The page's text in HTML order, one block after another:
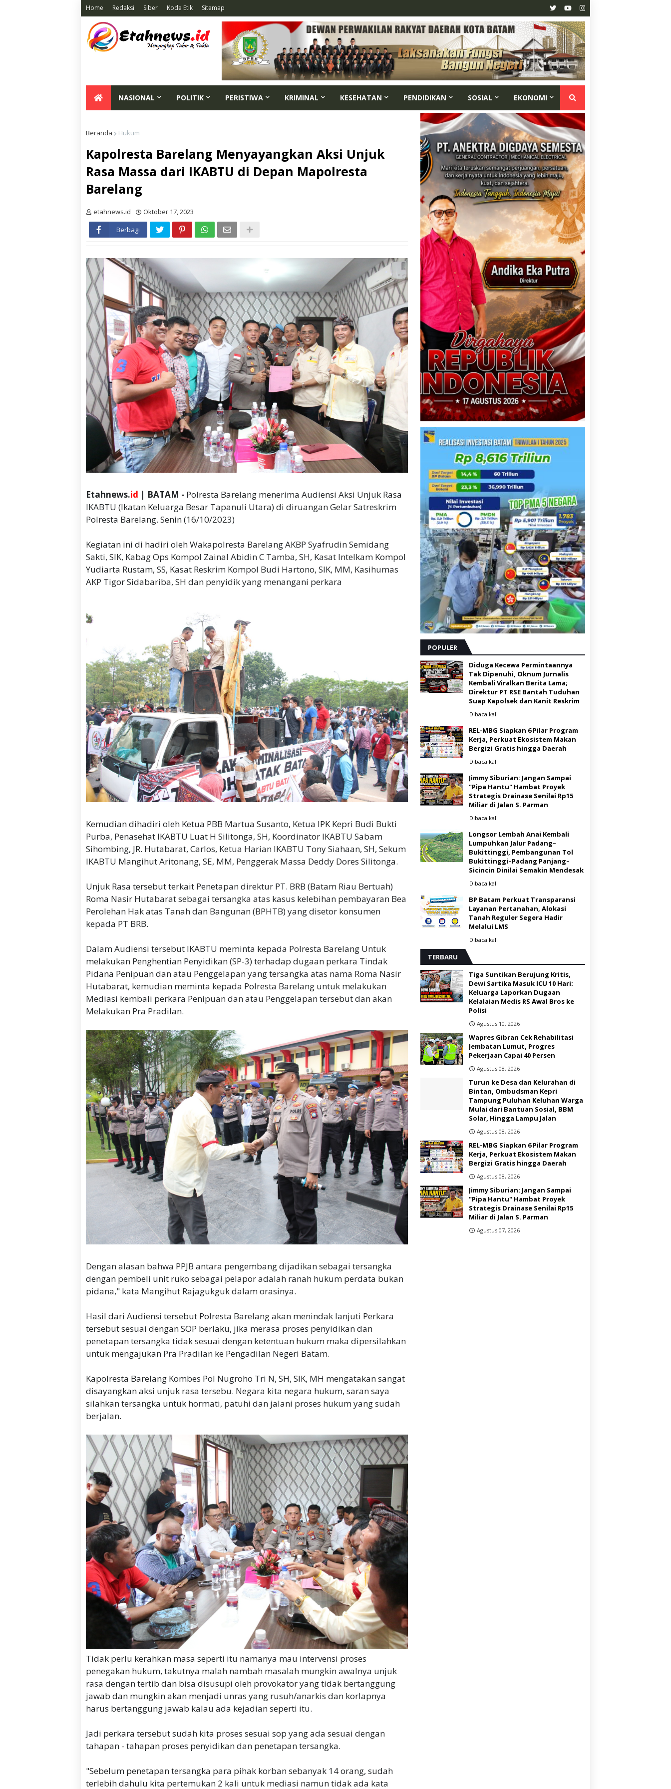
Home Redaksi Siber Kode Etik Sitemap
NASIONAL POLITIK PERISTIWA KRIMINAL KESEHATAN PENDIDIKAN SOSIAL EKONOMI
Beranda Hukum
Kapolresta Barelang Menyayangkan Aksi Unjuk
Rasa Massa dari IKABTU di Depan Mapolresta
Barelang
etahnews.id
Oktober 17, 2023
Berbagi
Etahnews.id | BATAM - Polresta Barelang menerima Audiensi Aksi Unjuk Rasa
IKABTU (Ikatan Keluarga Besar Tapanuli Utara) di diruangan Gelar Satreskrim
Polresta Barelang. Senin (16/10/2023)
Kegiatan ini di hadiri oleh Wakapolresta Barelang AKBP Syafrudin Semidang
Sakti, SIK, Kabag Ops Kompol Zainal Abidin C Tamba, SH, Kasat Intelkam Kompol
Yudiarta Rustam, SS, Kasat Reskrim Kompol Budi Hartono, SIK, MM, Kasihumas
AKP Tigor Sidabariba, SH dan penyidik yang menangani perkara
Kemudian dihadiri oleh Ketua PBB Martua Susanto, Ketua IPK Kepri Budi Bukti
Purba, Penasehat IKABTU Luat H Silitonga, SH, Koordinator IKABTU Sabam
Sihombing, JR. Hutabarat, Carlos, Ketua Harian IKABTU Tony Siahaan, SH, Sekum
IKABTU Mangihut Aritonang, SE, MM, Penggerak Massa Deddy Dores Silitonga.
Unjuk Rasa tersebut terkait Penetapan direktur PT. BRB (Batam Riau Bertuah)
Roma Nasir Hutabarat sebagai tersangka atas kasus kelebihan pembayaran Bea
Perolehan Hak atas Tanah dan Bangunan (BPHTB) yang disetor konsumen
kepada PT BRB.
Dalam Audiensi tersebut IKABTU meminta kepada Polresta Barelang Untuk
melakukan Penghentian Penyidikan (SP-3) terhadap dugaan perkara Tindak
Pidana Penipuan dan atau Penggelapan yang tersangka atas nama Roma Nasir
Hutabarat, kemudian meminta kepada Polresta Barelang untuk melakukan
Mediasi kembali perkara Penipuan dan atau Penggelapan tersebut dan akan
Melakukan Pra Pradilan.
Dengan alasan bahwa PPJB antara pengembang dijadikan sebagai tersangka
dengan pembeli unit ruko sebagai pelapor adalah ranah hukum perdata bukan
pidana," kata Mangihut Rajagukguk dalam orasinya.
Hasil dari Audiensi tersebut Polresta Barelang akan menindak lanjuti Perkara
tersebut sesuai dengan SOP berlaku, jika merasa proses penyidikan dan
penetapan tersangka tidak sesuai dengan ketentuan hukum maka dipersilahkan
untuk mengajukan Pra Pradilan ke Pengadilan Negeri Batam.
Kapolresta Barelang Kombes Pol Nugroho Tri N, SH, SIK, MH mengatakan sangat
disayangkan aksi unjuk rasa tersebu. Negara kita negara hukum, saran saya
silahkan tersangka untuk hormati, patuhi dan jalani proses hukum yang sudah
berjalan.
Tidak perlu kerahkan masa seperti itu namanya mau intervensi proses
penegakan hukum, takutnya malah nambah masalah mungkin awalnya unjuk
rasa dengan tertib dan bisa disusupi oleh provokator yang tidak bertanggung
jawab dan mungkin akan menjadi unras yang rusuh/anarkis dan korlapnya
harus bertanggung jawab kalau ada kejadian seperti itu.
Jadi perkara tersebut sudah kita proses sesuai sop yang ada sesuai dengan
tahapan - tahapan proses penyidikan dan penetapan tersangka.
"Sebelum penetapan tersangka para pihak korban sebanyak 14 orang, sudah
terlebih dahulu kita pertemukan 2 kali untuk mediasi namun tidak ada kata
POPULER
Diduga Kecewa Permintaannya
Tak Dipenuhi, Oknum Jurnalis
Kembali Viralkan Berita Lama;
Direktur PT RSE Bantah Tuduhan
Suap Kapolsek dan Kanit Reskrim
Dibaca kali
REL-MBG Siapkan 6 Pilar Program
Kerja, Perkuat Ekosistem Makan
Bergizi Gratis hingga Daerah
Dibaca kali
Jimmy Siburian: Jangan Sampai
"Pipa Hantu" Hambat Proyek
Strategis Drainase Senilai Rp15
Miliar di Jalan S. Parman
Dibaca kali
Longsor Lembah Anai Kembali
Lumpuhkan Jalur Padang–
Bukittinggi, Pembangunan Tol
Bukittinggi–Padang Panjang–
Sicincin Dinilai Semakin Mendesak
Dibaca kali
BP Batam Perkuat Transparansi
Layanan Pertanahan, Alokasi
Tanah Reguler Segera Hadir
Melalui LMS
Dibaca kali
TERBARU
Tiga Suntikan Berujung Kritis,
Dewi Sartika Masuk ICU 10 Hari:
Keluarga Laporkan Dugaan
Kelalaian Medis RS Awal Bros ke
Polisi ‎
Agustus 10, 2026
Wapres Gibran Cek Rehabilitasi
Jembatan Lumut, Progres
Pekerjaan Capai 40 Persen
Agustus 08, 2026
Turun ke Desa dan Kelurahan di
Bintan, Ombudsman Kepri
Tampung Puluhan Keluhan Warga
Mulai dari Bantuan Sosial, BBM
Solar, Hingga Lampu Jalan
Agustus 08, 2026
REL-MBG Siapkan 6 Pilar Program
Kerja, Perkuat Ekosistem Makan
Bergizi Gratis hingga Daerah
Agustus 08, 2026
Jimmy Siburian: Jangan Sampai
"Pipa Hantu" Hambat Proyek
Strategis Drainase Senilai Rp15
Miliar di Jalan S. Parman
Agustus 07, 2026